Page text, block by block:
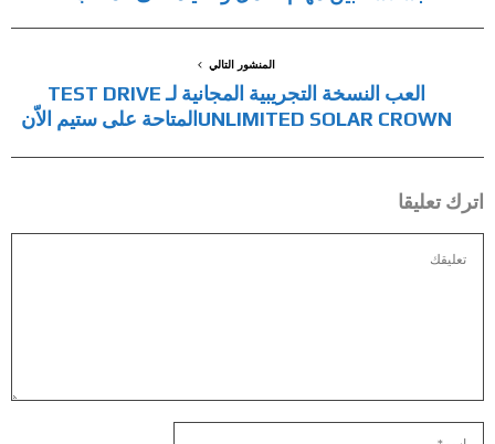
المنشور التالي
العب النسخة التجريبية المجانية لـ TEST DRIVE
UNLIMITED SOLAR CROWNالمتاحة على ستيم الاّن
اترك تعليقا